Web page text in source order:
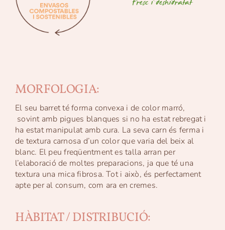
MORFOLOGIA:
El seu barret té forma convexa i de color marró,
sovint amb pigues blanques si no ha estat rebregat i
ha estat manipulat amb cura. La seva carn és ferma i
de textura carnosa d’un color que varia del beix al
blanc. El peu freqüentment es talla arran per
l’elaboració de moltes preparacions, ja que té una
textura una mica fibrosa. Tot i això, és perfectament
apte per al consum, com ara en cremes.
HÀBITAT / DISTRIBUCIÓ: